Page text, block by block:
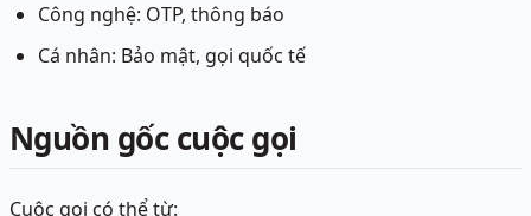
Công nghệ: OTP, thông báo
Cá nhân: Bảo mật, gọi quốc tế
Nguồn gốc cuộc gọi
Cuộc gọi có thể từ: